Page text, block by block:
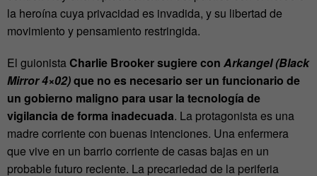
la heroína cuya privacidad es invadida, y su libertad de
movimiento y pensamiento restringida.
El guionistaCharlie Brooker sugiere con Arkangel (Black
Mirror 4×02)que no es necesario ser un funcionario de
un gobierno maligno para usar la tecnología de
vigilancia de forma inadecuada. La protagonista es una
madre corriente con buenas intenciones. Una enfermera
que vive en un barrio corriente de casas bajas en un
probable futuro reciente. La precariedad de la periferia